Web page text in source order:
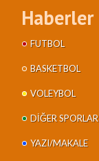
Haberler
FUTBOL
BASKETBOL
VOLEYBOL
DIĞER SPORLAR
YAZI/MAKALE